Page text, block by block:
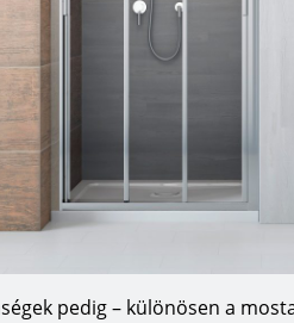
pedig – különösen a